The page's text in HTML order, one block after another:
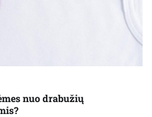
nuo drabužių